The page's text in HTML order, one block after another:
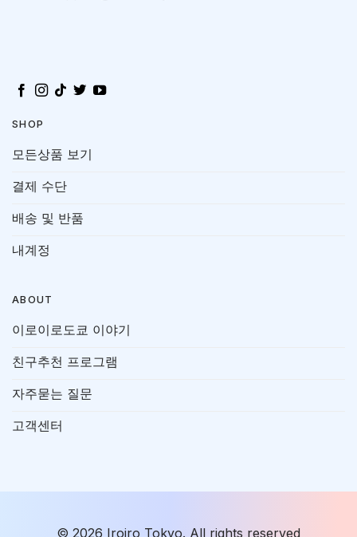
SHOP
모든상품 보기
결제 수단
배송 및 반품
내계정
ABOUT
이로이로도쿄 이야기
친구추천 프로그램
자주묻는 질문
고객센터
© 2026 Iroiro Tokyo. All rights reserved